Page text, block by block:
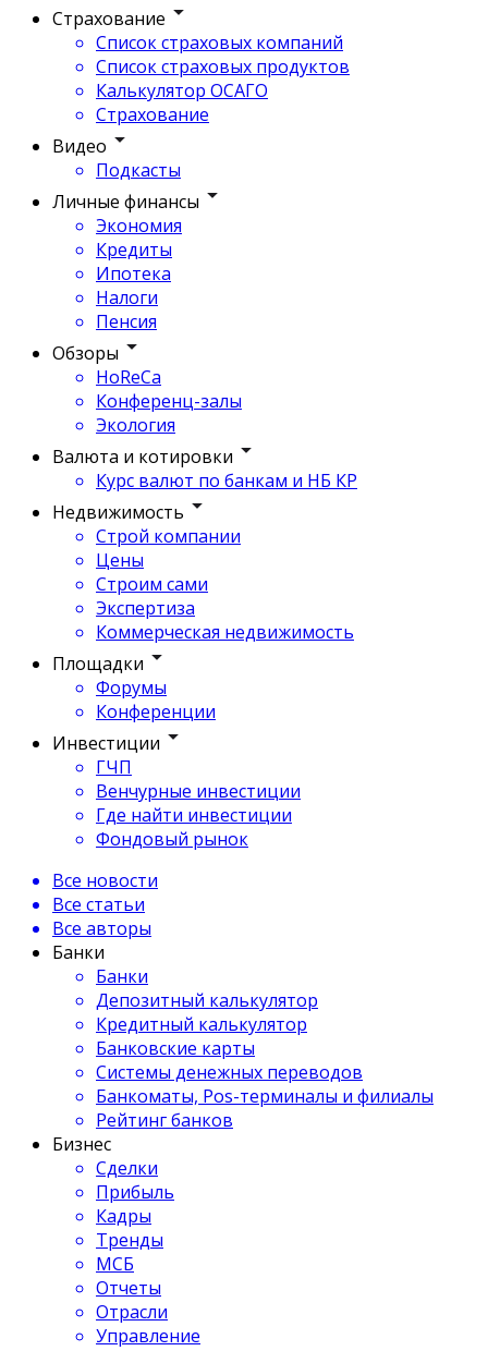
Страхование
Список страховых компаний
Список страховых продуктов
Калькулятор ОСАГО
Страхование
Видео
Подкасты
Личные финансы
Экономия
Кредиты
Ипотека
Налоги
Пенсия
Обзоры
HoReCa
Конференц-залы
Экология
Валюта и котировки
Курс валют по банкам и НБ КР
Недвижимость
Строй компании
Цены
Строим сами
Экспертиза
Коммерческая недвижимость
Площадки
Форумы
Конференции
Инвестиции
ГЧП
Венчурные инвестиции
Где найти инвестиции
Фондовый рынок
Все новости
Все статьи
Все авторы
Банки
Банки
Депозитный калькулятор
Кредитный калькулятор
Банковские карты
Системы денежных переводов
Банкоматы, Pos-терминалы и филиалы
Рейтинг банков
Бизнес
Сделки
Прибыль
Кадры
Тренды
МСБ
Отчеты
Отрасли
Управление